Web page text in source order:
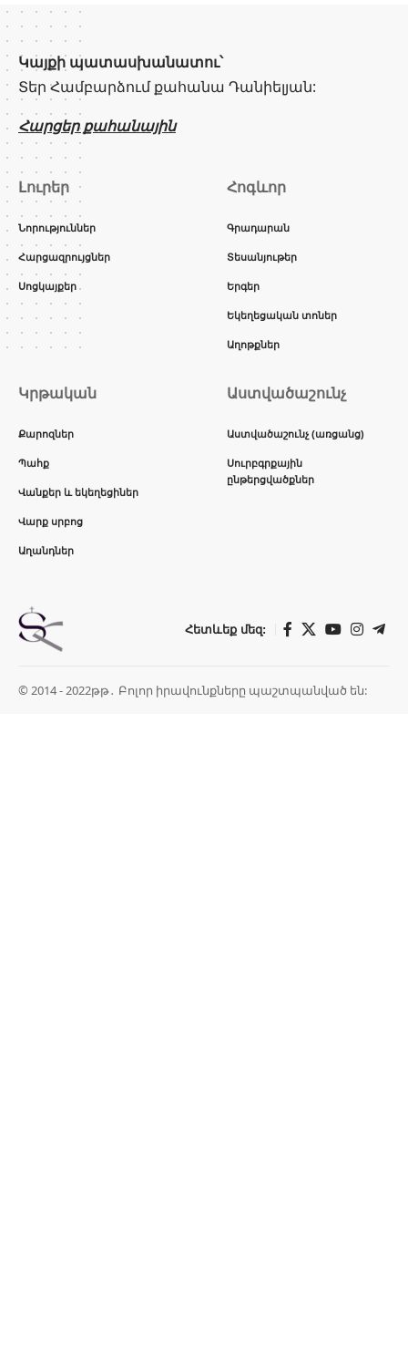
Կայքի պատասխանատու՝
Տեր Համբարձում քահանա Դանիելյան:
Հարցեր քահանային
Լուրեր
Նորություններ
Հարցազրույցներ
Սոցկայքեր
Հոգևոր
Գրադարան
Տեսանյութեր
Երգեր
Եկեղեցական տոներ
Աղոթքներ
Կրթական
Քարոզներ
Պահք
Վանքեր և եկեղեցիներ
Վարք սրբոց
Աղանդներ
Աստվածաշունչ
Աստվածաշունչ (առցանց)
Սուրբգրքային
ընթերցվածքներ
Հետևեք մեզ:
© 2014 - 2022թթ․ Բոլոր իրավունքները պաշտպանված են: